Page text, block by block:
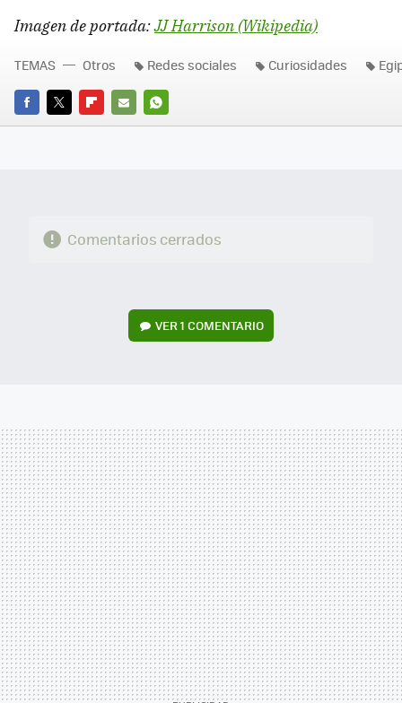
Imagen de portada:JJ Harrison (Wikipedia)
FACEBOOK
TWITTERFLIPBOARD
E-
WHATSAPP
TEMAS Otros Redes sociales Curiosidades
Comentarios cerrados
VER1 COMENTARIO